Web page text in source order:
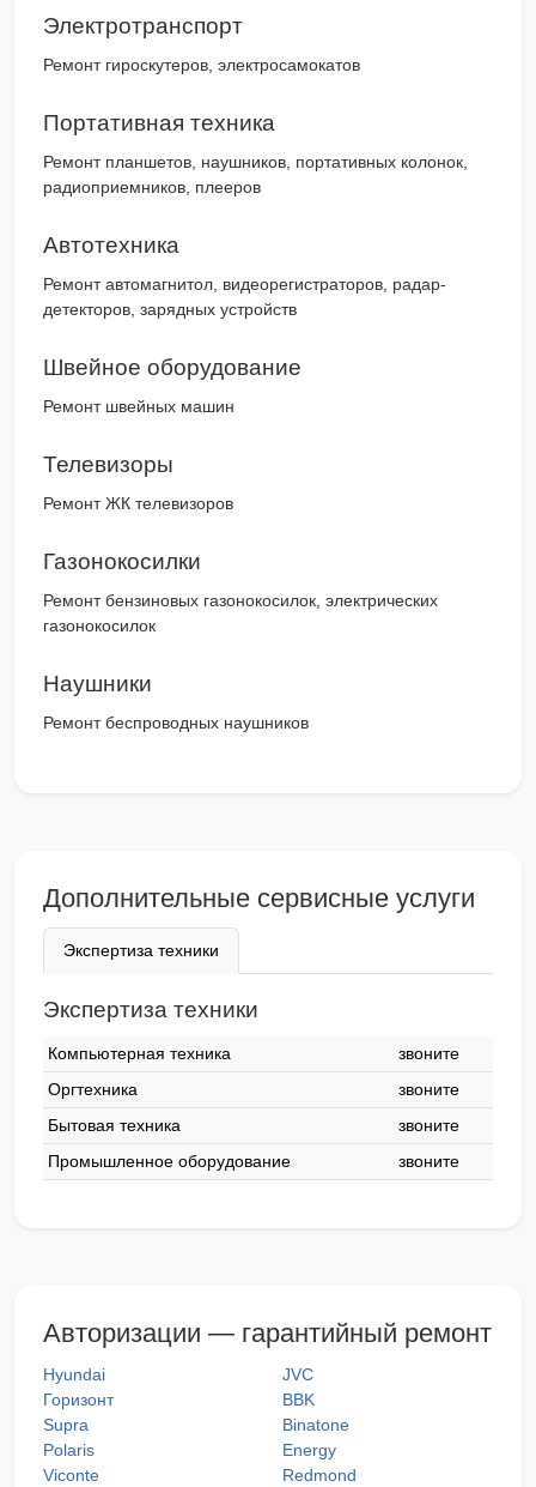
Электротранспорт
Ремонт гироскутеров, электросамокатов
Портативная техника
Ремонт планшетов, наушников, портативных колонок,
радиоприемников, плееров
Автотехника
Ремонт автомагнитол, видеорегистраторов, радар-
детекторов, зарядных устройств
Швейное оборудование
Ремонт швейных машин
Телевизоры
Ремонт ЖК телевизоров
Газонокосилки
Ремонт бензиновых газонокосилок, электрических
газонокосилок
Наушники
Ремонт беспроводных наушников
Дополнительные сервисные услуги
Экспертиза техники
Экспертиза техники
Компьютерная техника
звоните
Оргтехника
звоните
Бытовая техника
звоните
Промышленное оборудование
звоните
Авторизации — гарантийный ремонт
Hyundai
JVC
Горизонт
BBK
Supra
Binatone
Polaris
Energy
Viconte
Redmond